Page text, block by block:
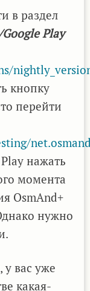
в раздел
Play
кнопку
перейти
нажать
момента
OsmAnd+
нужно
у вас уже
какая-